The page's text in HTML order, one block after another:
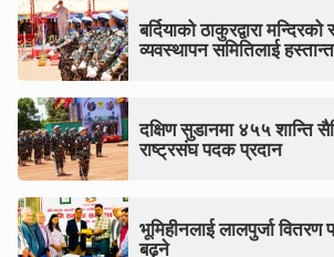
बर्दियाको ठाकुरद्वारा
व्यवस्थापन समितिलाई
दक्षिण सुडानमा ४५५ शान्ति
राष्ट्रसंघ पदक प्रदान
भूमिहीनलाई लालपुर्जा
बढ्ने